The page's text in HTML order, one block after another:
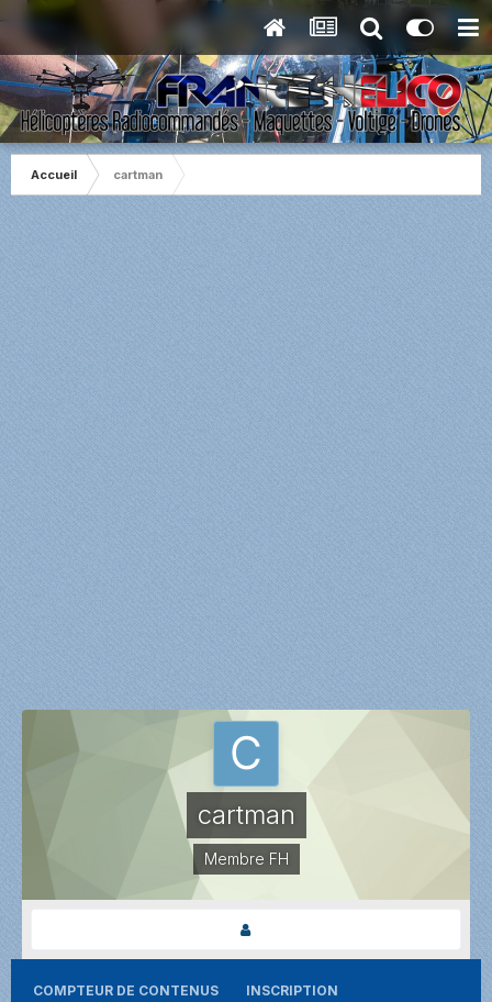
Accueil cartman
cartman
Membre FH
COMPTEUR DE CONTENUS INSCRIPTION